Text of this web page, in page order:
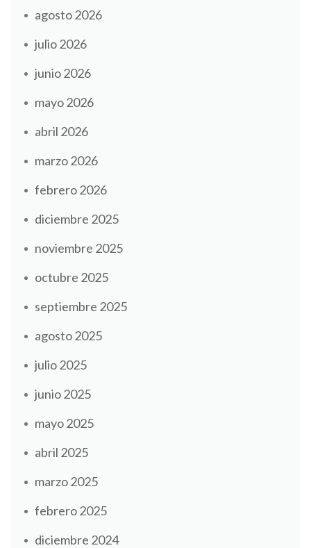
agosto 2026
julio 2026
junio 2026
mayo 2026
abril 2026
marzo 2026
febrero 2026
diciembre 2025
noviembre 2025
octubre 2025
septiembre 2025
agosto 2025
julio 2025
junio 2025
mayo 2025
abril 2025
marzo 2025
febrero 2025
diciembre 2024